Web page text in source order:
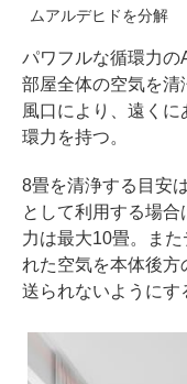
ムアルデヒドを分解
パワフルな循環力の
部屋全体の空気を清
風口により、遠く
環力を持つ。
8畳を清浄する目安
として利用する場
力は最大10畳。ま
れた空気を本体後方
送られないようにす